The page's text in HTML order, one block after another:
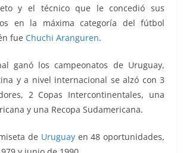
y el técnico que le concedió sus
en la máxima categoría del fútbol
fue Chuchi Aranguren.
ganó los campeonatos de Uruguay,
y a nivel internacional se alzó con 3
2 Copas Intercontinentales, una
y una Recopa Sudamericana.
de Uruguayen 48 oportunidades,